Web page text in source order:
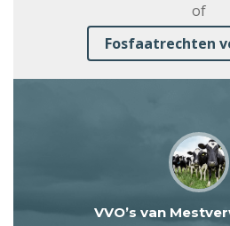
of
Fosfaatrechten
VVO’s van